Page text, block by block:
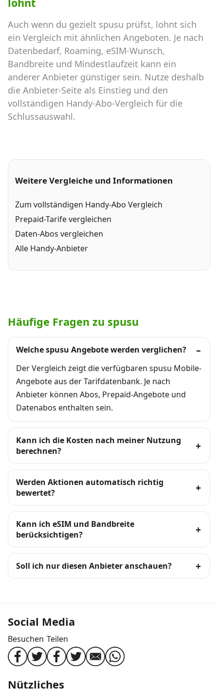
Auch wenn du gezielt spusu prüfst, lohnt sich
ein Vergleich mit ähnlichen Angeboten. Je nach
Datenbedarf, Roaming, eSIM-Wunsch,
Bandbreite und Mindestlaufzeit kann ein
anderer Anbieter günstiger sein. Nutze deshalb
die Anbieter-Seite als Einstieg und den
vollständigen Handy-Abo-Vergleich für die
Schlussauswahl.
Weitere Vergleiche und Informationen
Zum vollständigen Handy-Abo Vergleich
Prepaid-Tarife vergleichen
Daten-Abos vergleichen
Alle Handy-Anbieter
Häufige Fragen zu spusu
Welche spusu Angebote werden verglichen?
Der Vergleich zeigt die verfügbaren spusu Mobile-
Angebote aus der Tarifdatenbank. Je nach
Anbieter können Abos, Prepaid-Angebote und
Datenabos enthalten sein.
Kann ich die Kosten nach meiner Nutzung
berechnen?
Werden Aktionen automatisch richtig
bewertet?
Kann ich eSIM und Bandbreite
berücksichtigen?
Soll ich nur diesen Anbieter anschauen?
Social Media
Besuchen Teilen
Nützliches